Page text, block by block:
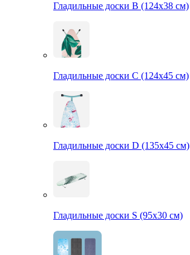
Гладильные доски B (124х38 см)
Гладильные доски С (124х45 см)
Гладильные доски D (135х45 см)
Гладильные доски S (95х30 см)